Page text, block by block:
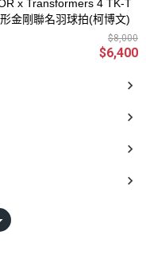
x Transformers 4 TK-T
金剛聯名羽球拍(柯博文)
$8,000
$6,400